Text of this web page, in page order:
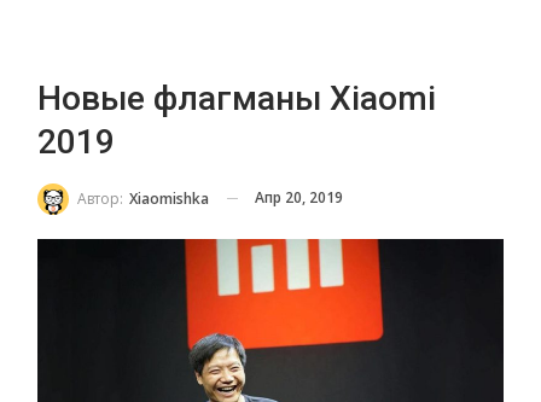
Новые флагманы Xiaomi
2019
Автор: Xiaomishka Апр 20, 2019